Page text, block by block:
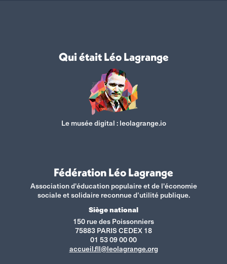
Qui était Léo Lagrange
Le musée digital :leolagrange.io
Fédération Léo Lagrange
Association d'éducation populaire et de l'économie
sociale et solidaire reconnue d’utilité publique.
Siège national
150 rue des Poissonniers
75883 PARIS CEDEX 18
01 53 09 00 00
accueil.fll@leolagrange.org